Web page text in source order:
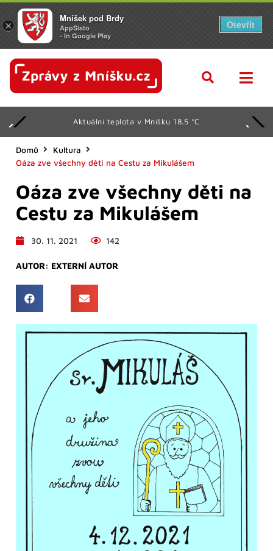
Aktuální teplota v Mníšku 18.5 °C
Domů
Kultura
Oáza zve všechny děti na Cestu za Mikulášem
Oáza zve všechny děti na
Cestu za Mikulášem
30. 11. 2021 142
AUTOR: EXTERNÍ AUTOR
×
Mníšek pod Brdy
AppSisto
- In Google Play
Otevřít